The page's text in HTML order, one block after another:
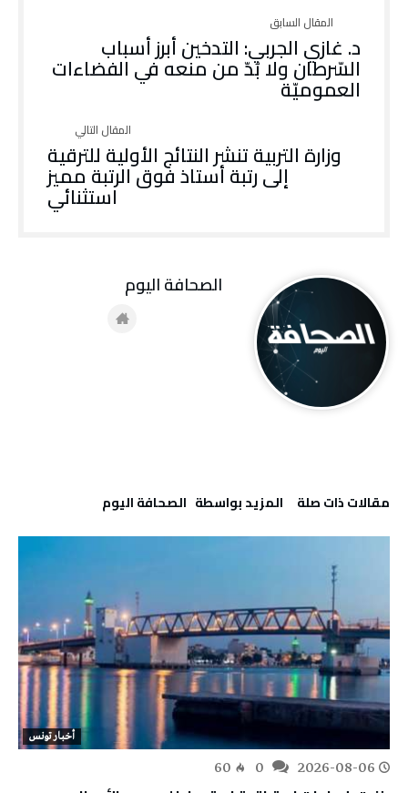
د. غازي الجربي: التدخين أبرز أسباب
السّرطان ولا بُدّ من منعه في الفضاءات
العموميّة
وزارة التربية تنشر النتائج الأولية للترقية
إلى رتبة أستاذ فوق الرتبة مميز
استثنائي
‫مقالات ذات صلة‬ ‫‫المزيد بواسطة‬ ‬ ‭ ‬الصحافة‭ ‬اليوم
أخبار تونس
2026-08-06
60